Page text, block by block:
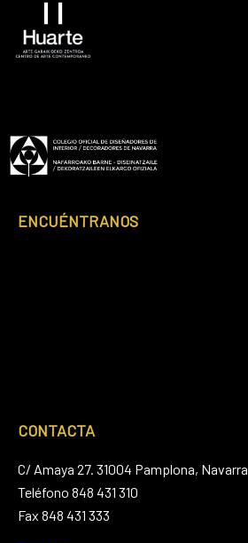
ENCUÉNTRANOS
CONTACTA
C/ Amaya 27. 31004 Pamplona, Navarra
Teléfono 848 431 310
Fax 848 431 333